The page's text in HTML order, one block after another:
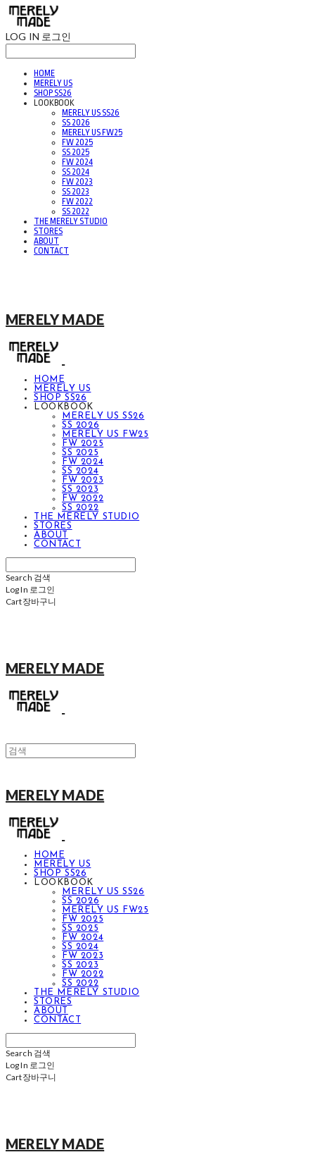
LOG IN 로그인
HOME
MERELY US
SHOP SS26
LOOKBOOK
MERELY US SS26
SS 2026
MERELY US FW25
FW 2025
SS 2025
FW 2024
SS 2024
FW 2023
SS 2023
FW 2022
SS 2022
THE MERELY STUDIO
STORES
ABOUT
CONTACT
MERELY MADE
HOME
MERELY US
SHOP SS26
LOOKBOOK
MERELY US SS26
SS 2026
MERELY US FW25
FW 2025
SS 2025
FW 2024
SS 2024
FW 2023
SS 2023
FW 2022
SS 2022
THE MERELY STUDIO
STORES
ABOUT
CONTACT
Search 검색
Log In 로그인
Cart장바구니
MERELY MADE
MERELY MADE
HOME
MERELY US
SHOP SS26
LOOKBOOK
MERELY US SS26
SS 2026
MERELY US FW25
FW 2025
SS 2025
FW 2024
SS 2024
FW 2023
SS 2023
FW 2022
SS 2022
THE MERELY STUDIO
STORES
ABOUT
CONTACT
Search 검색
Log In 로그인
Cart장바구니
MERELY MADE